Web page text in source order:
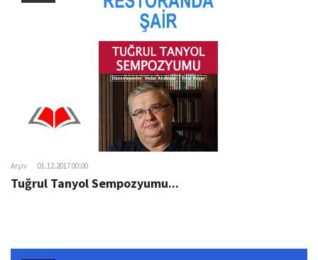
Arşiv 01.12.2017 00:00
Tuğrul Tanyol Sempozyumu...